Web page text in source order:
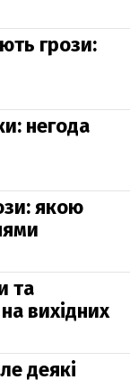
грози:
негода
якою
та
вихідних
деякі